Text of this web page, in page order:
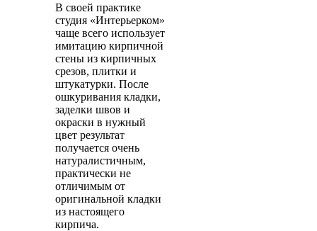
В своей практике
студия «Интерьерком»
чаще всего использует
имитацию кирпичной
стены из кирпичных
срезов, плитки и
штукатурки. После
ошкуривания кладки,
заделки швов и
окраски в нужный
цвет результат
получается очень
натуралистичным,
практически не
отличимым от
оригинальной кладки
из настоящего
кирпича.